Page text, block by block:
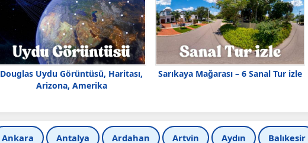
Douglas Uydu Görüntüsü, Haritası,
Arizona, Amerika
Sarıkaya Mağarası – 6 Sanal Tur izle
Ankara Antalya Ardahan Artvin Aydın Balıkesir